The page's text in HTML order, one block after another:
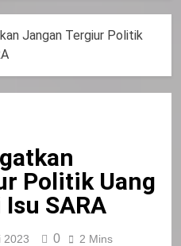
Jangan Tergiur Politik
Politik Uang
SARA
2023 0 2 Mins